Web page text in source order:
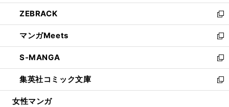
開
く
ウ
で
開
く
ン
ド
ウ
で
開
く
ウ
ィ
ン
ド
ウ
で
開
く
し
い
ウ
ィ
ン
ド
ウ
で
開
ZEBRACK
新
し
い
ウ
ィ
ン
ド
ウ
マンガMeets
新
し
い
ウ
ィ
ン
S-MANGA
新
し
い
ウ
集英社コミック文庫
新
し
女性マンガ